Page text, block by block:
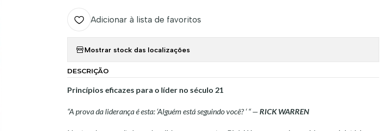
Adicionar à lista de favoritos
Mostrar stock das localizações
DESCRIÇÃO
Princípios eficazes para o líder no século 21
“A prova da liderança é esta: ‘Alguém está seguindo você? ‘ “ — RICK WARREN